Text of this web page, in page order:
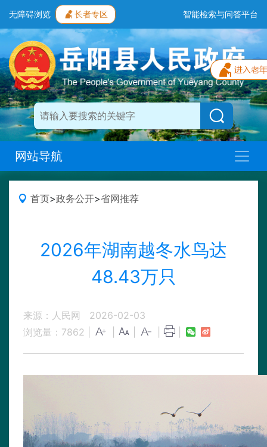
无障碍浏览 长者专区 智能检索与问答平台
网站导航
首页>政务公开>省网推荐
2026年湖南越冬水鸟达
48.43万只
来源：人民网
2026-02-03
浏览量： 7862